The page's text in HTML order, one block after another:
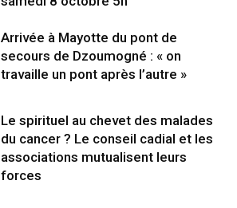
Arrivée à Mayotte du pont de
secours de Dzoumogné : « on
travaille un pont après l’autre »
Le spirituel au chevet des malades
du cancer ? Le conseil cadial et les
associations mutualisent leurs
forces